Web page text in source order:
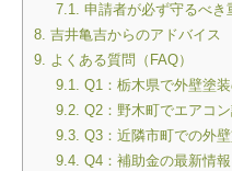
7.1. 申請者が必ず守るべき
8. 吉井亀吉からのアドバイス
9. よくある質問（FAQ）
9.1. Q1：栃木県で外壁塗
9.2. Q2：野木町でエアコ
9.3. Q3：近隣市町での外
9.4. Q4：補助金の最新情